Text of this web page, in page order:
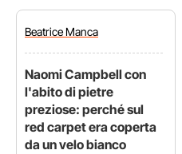
BeatriceManca
Naomi Campbell con
l'abito di pietre
preziose: perché sul
red carpet era coperta
da un velo bianco